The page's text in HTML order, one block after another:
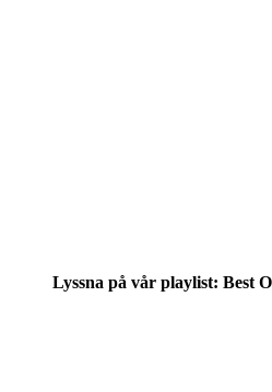
Lyssna på vår playlist: Best